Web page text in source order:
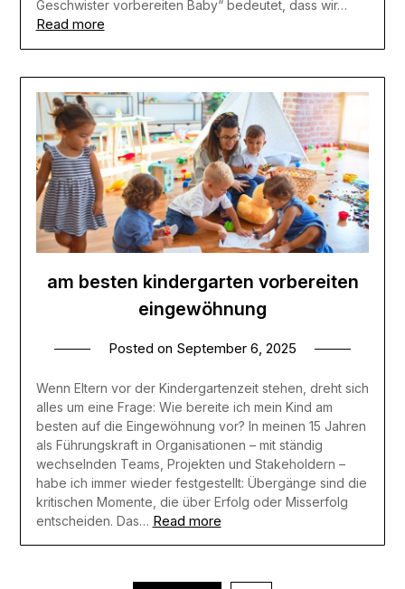
Geschwister vorbereiten Baby“ bedeutet, dass wir…
Read more
am besten kindergarten vorbereiten
eingewöhnung
Posted on September 6, 2025
Wenn Eltern vor der Kindergartenzeit stehen, dreht sich
alles um eine Frage: Wie bereite ich mein Kind am
besten auf die Eingewöhnung vor? In meinen 15 Jahren
als Führungskraft in Organisationen – mit ständig
wechselnden Teams, Projekten und Stakeholdern –
habe ich immer wieder festgestellt: Übergänge sind die
kritischen Momente, die über Erfolg oder Misserfolg
entscheiden. Das… Read more